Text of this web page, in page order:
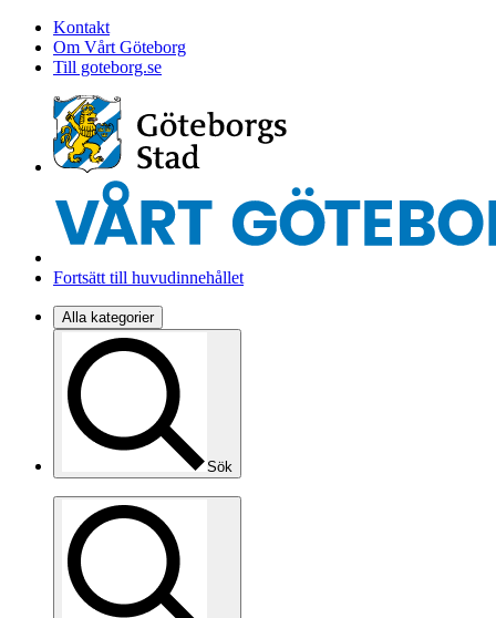
Kontakt
Om Vårt Göteborg
Till goteborg.se
Fortsätt till huvudinnehållet
Alla kategorier
Sök